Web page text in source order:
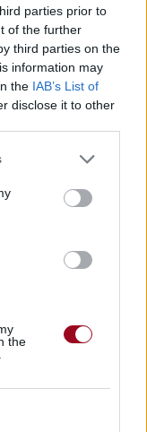
parties prior to
of the further
third parties on the
information may
the IAB’s List of
disclose it to other
the